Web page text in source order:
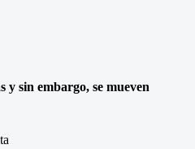
y sin embargo, se mueven